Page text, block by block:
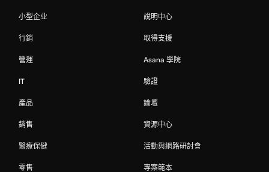
小型企业
行銷
營運
IT
產品
銷售
醫療保健
零售
說明中心
取得支援
Asana 學院
驗證
論壇
資源中心
活動與網路研討會
專案範本